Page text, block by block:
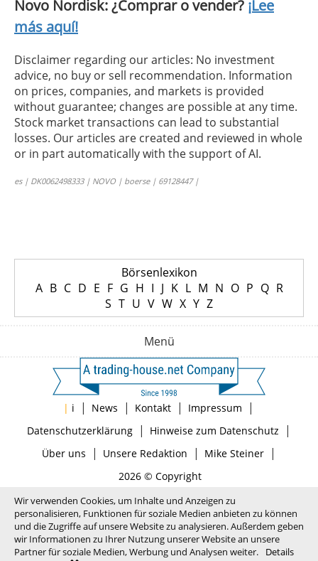
Novo Nordisk: ¿Comprar o vender? ¡Lee
más aquí!
Disclaimer regarding our articles: No investment
advice, no buy or sell recommendation. Information
on prices, companies, and markets is provided
without guarantee; changes are possible at any time.
Stock market transactions can lead to substantial
losses. Our articles are created and reviewed in whole
or in part automatically with the support of AI.
es | DK0062498333 | NOVO | boerse | 69128447 |
Börsenlexikon
A B C D E F G H I J K L M N O P Q R
S T U V W X Y Z
Menü
| i | News | Kontakt | Impressum |
Datenschutzerklärung| Hinweise zum Datenschutz |
Über uns | Unsere Redaktion | Mike Steiner|
2026 © Copyright
Wir verwenden Cookies, um Inhalte und Anzeigen zu
personalisieren, Funktionen für soziale Medien anbieten zu können
und die Zugriffe auf unsere Website zu analysieren. Außerdem geben
wir Informationen zu Ihrer Nutzung unserer Website an unsere
Partner für soziale Medien, Werbung und Analysen weiter.
Details